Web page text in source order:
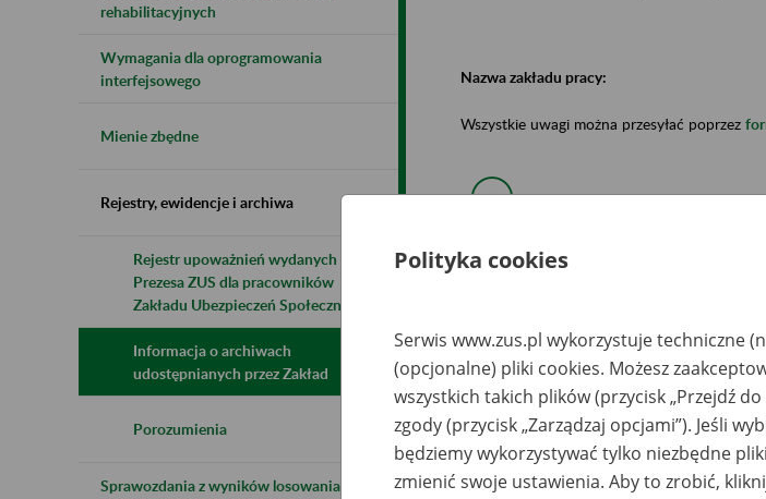
rehabilitacyjnych
Wymagania dla oprogramowania
interfejsowego
Mienie zbędne
Rejestry, ewidencje i archiwa
Rejestr upoważnień wydanych przez
Prezesa ZUS dla pracowników
Zakładu Ubezpieczeń Społecznych
Informacja o archiwach
udostępnianych przez Zakład
Porozumienia
Sprawozdania z wyników losowania do
Nazwa zakładu pracy:
Wszystkie uwagi można przesyłać poprzez
Szczecineckie
Przedsiębiorstwo
Budowlane
"Pojezierze" ,
Szczecinek
Archiwum Państwowe
ul. M. Skłodowskiej-
Curie 2; 75-950
Koszalin; tel/fax 342
26 22; 346 21 81
Polityka cookies
Serwis www.zus.pl wykorzystuje techniczne
(opcjonalne) pliki cookies. Możesz
wszystkich takich plików (przycisk „Przejdź
zgody (przycisk „Zarządzaj opcjami”). Jeśli
będziemy wykorzystywać tylko niezbędne
zmienić swoje ustawienia. Aby to zrobić,